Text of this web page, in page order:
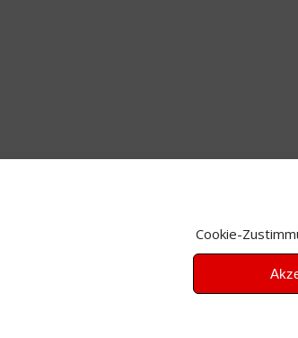
Cookie-